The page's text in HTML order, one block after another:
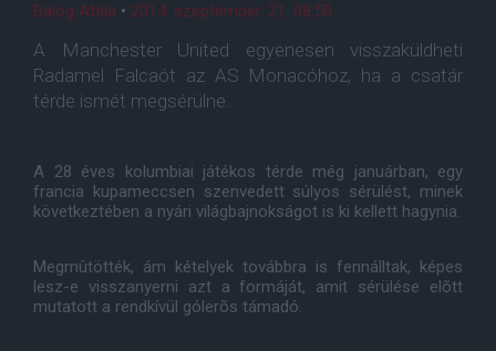
Balog Attila • 2014. szeptember. 21. 08:50
A Manchester United egyenesen visszaküldheti
Radamel Falcaót az AS Monacóhoz, ha a csatár
térde ismét megsérülne.
A 28 éves kolumbiai játékos térde még januárban, egy
francia kupameccsen szenvedett súlyos sérülést, minek
következtében a nyári világbajnokságot is ki kellett hagynia.
Megmûtötték, ám kételyek továbbra is fennálltak, képes
lesz-e visszanyerni azt a formáját, amit sérülése elõtt
mutatott a rendkívül gólerõs támadó.